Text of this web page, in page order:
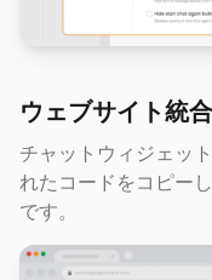
ウェブサイト統合
チャットウィジェッ
れたコードをコピー
です。